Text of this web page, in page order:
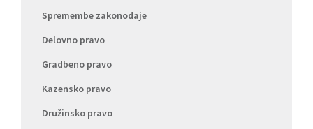
Spremembe zakonodaje
Delovno pravo
Gradbeno pravo
Kazensko pravo
Družinsko pravo